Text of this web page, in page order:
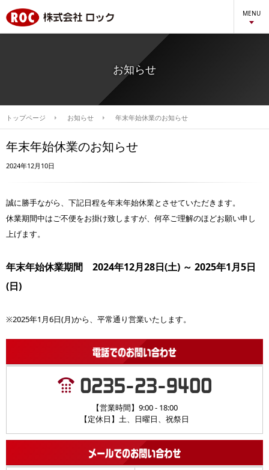
MENU
お知らせ
トップページ お知らせ 年末年始休業のお知らせ
年末年始休業のお知らせ
2024年12月10日
誠に勝手ながら、下記日程を年末年始休業とさせていただきます。
休業期間中はご不便をお掛け致しますが、何卒ご理解のほどお願い申し
上げます。
年末年始休業期間 2024年12月28日(土) ～ 2025年1月5日
(日)
※2025年1月6日(月)から、平常通り営業いたします。
【営業時間】9:00 - 18:00
【定休日】土、日曜日、祝祭日